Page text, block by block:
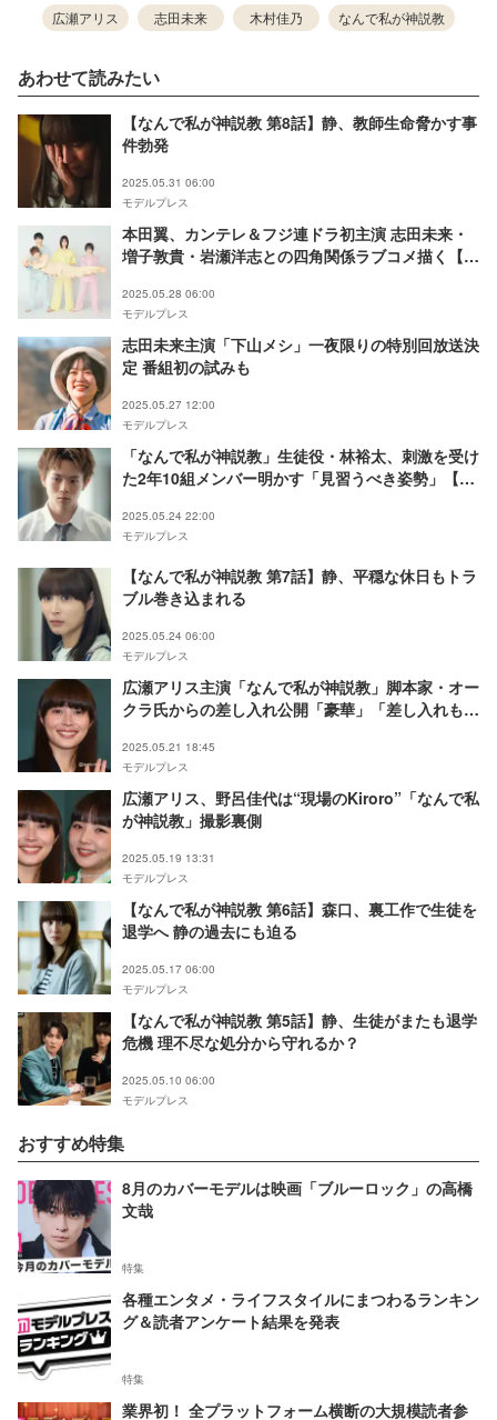
広瀬アリス 志田未来 木村佳乃 なんで私が神説教
あわせて読みたい
【なんで私が神説教 第8話】静、教師生命脅かす事
件勃発
2025.05.31 06:00
モデルプレス
本田翼、カンテレ＆フジ連ドラ初主演 志田未来・
増子敦貴・岩瀬洋志との四角関係ラブコメ描く【北
ることにしました。】
2025.05.28 06:00
モデルプレス
志田未来主演「下山メシ」一夜限りの特別回放送決
定 番組初の試みも
2025.05.27 12:00
モデルプレス
「なんで私が神説教」生徒役・林裕太、刺激を受け
た2年10組メンバー明かす「見習うべき姿勢」【注
2025.05.24 22:00
モデルプレス
【なんで私が神説教 第7話】静、平穏な休日もトラ
ブル巻き込まれる
2025.05.24 06:00
モデルプレス
広瀬アリス主演「なんで私が神説教」脚本家・オー
クラ氏からの差し入れ公開「豪華」「差し入れも
2025.05.21 18:45
モデルプレス
広瀬アリス、野呂佳代は“現場のKiroro”「なんで私
が神説教」撮影裏側
2025.05.19 13:31
モデルプレス
【なんで私が神説教 第6話】森口、裏工作で生徒を
退学へ 静の過去にも迫る
2025.05.17 06:00
モデルプレス
【なんで私が神説教 第5話】静、生徒がまたも退学
危機 理不尽な処分から守れるか？
2025.05.10 06:00
モデルプレス
おすすめ特集
8月のカバーモデルは映画「ブルーロック」の高橋
文哉
特集
各種エンタメ・ライフスタイルにまつわるランキン
グ＆読者アンケート結果を発表
特集
業界初！ 全プラットフォーム横断の大規模読者参